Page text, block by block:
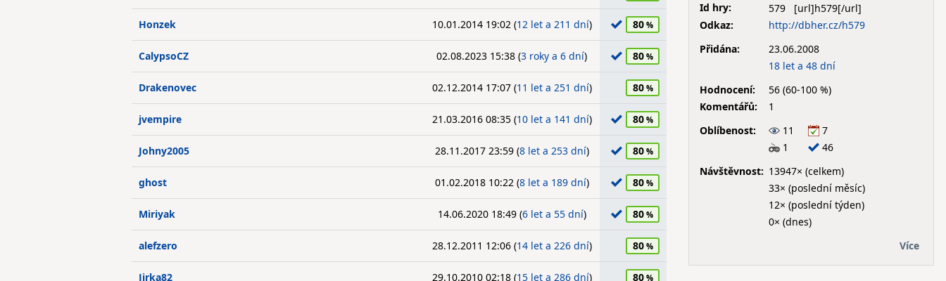
Honzek 10.01.2014 19:02 (12 let a 211 dní) 80
CalypsoCZ 02.08.2023 15:38 (3 roky a 6 dní) 80
Drakenovec 02.12.2014 17:07 (11 let a 251 dní) 80
jvempire 21.03.2016 08:35 (10 let a 141 dní) 80
Johny2005 28.11.2017 23:59 (8 let a 253 dní) 80
ghost 01.02.2018 10:22 (8 let a 189 dní) 80
Miriyak 14.06.2020 18:49 (6 let a 55 dní) 80
alefzero 28.12.2011 12:06 (14 let a 226 dní) 80
Jirka82 29.10.2010 02:18 (15 let a 286 dní) 80
Id hry:
579
Odkaz:
http://dbher.cz/h579
Přidána:
23.06.2008
18 let a 48 dní
Hodnocení:
56 (60-100 %)
Komentářů:
1
Oblíbenost:
11
7
1
46
Návštěvnost: 13947× (celkem)
33× (poslední měsíc)
12× (poslední týden)
0× (dnes)
Více